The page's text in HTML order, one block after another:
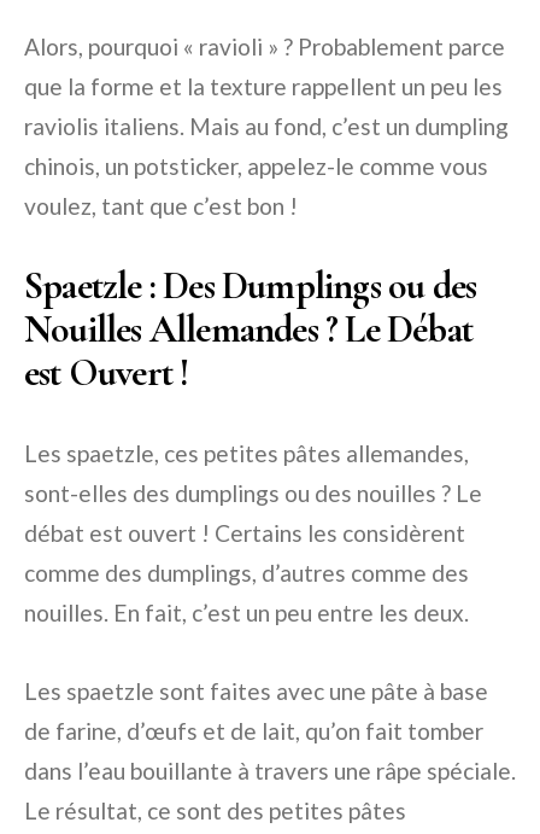
Alors, pourquoi « ravioli » ? Probablement parce
que la forme et la texture rappellent un peu les
raviolis italiens. Mais au fond, c’est un dumpling
chinois, un potsticker, appelez-le comme vous
voulez, tant que c’est bon !
Spaetzle : Des Dumplings ou des
Nouilles Allemandes ? Le Débat
est Ouvert !
Les spaetzle, ces petites pâtes allemandes,
sont-elles des dumplings ou des nouilles ? Le
débat est ouvert ! Certains les considèrent
comme des dumplings, d’autres comme des
nouilles. En fait, c’est un peu entre les deux.
Les spaetzle sont faites avec une pâte à base
de farine, d’œufs et de lait, qu’on fait tomber
dans l’eau bouillante à travers une râpe spéciale.
Le résultat, ce sont des petites pâtes